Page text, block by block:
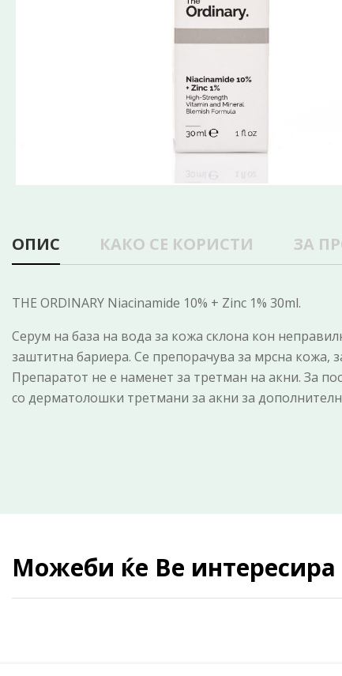
ОПИС КАКО СЕ КОРИСТИ ЗА
THE ORDINARY Niacinamide 10% + Zinc 1% 30ml.
Серум на база на вода за кожа склона кон
заштитна бариера. Се препорачува за мрсна кожа,
Препаратот не е наменет за третман на акни. За
со дерматолошки третмани за акни за
Можеби ќе Ве интересира